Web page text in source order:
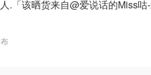
.「该晒货来自@爱说话的Miss